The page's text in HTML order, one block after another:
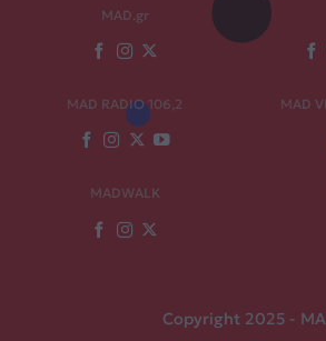
MAD.gr
MAD RADIO 106,2 MAD
MADWALK
Copyright 2025 -